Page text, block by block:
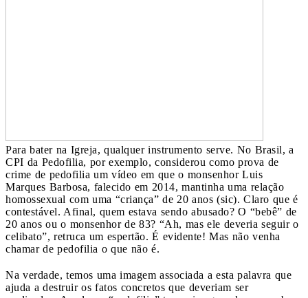
Para bater na Igreja, qualquer instrumento serve. No Brasil, a
CPI da Pedofilia, por exemplo, considerou como prova de
crime de pedofilia um vídeo em que o monsenhor Luis
Marques Barbosa, falecido em 2014, mantinha uma relação
homossexual com uma “criança” de 20 anos (sic). Claro que é
contestável. Afinal, quem estava sendo abusado? O “bebê” de
20 anos ou o monsenhor de 83? “Ah, mas ele deveria seguir o
celibato”, retruca um espertão. É evidente! Mas não venha
chamar de pedofilia o que não é.
Na verdade, temos uma imagem associada a esta palavra que
ajuda a destruir os fatos concretos que deveriam ser